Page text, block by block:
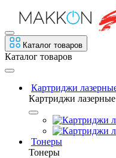
Каталог товаров
Каталог товаров
Картриджи
Картриджи лазерные
Тонеры
Тонеры